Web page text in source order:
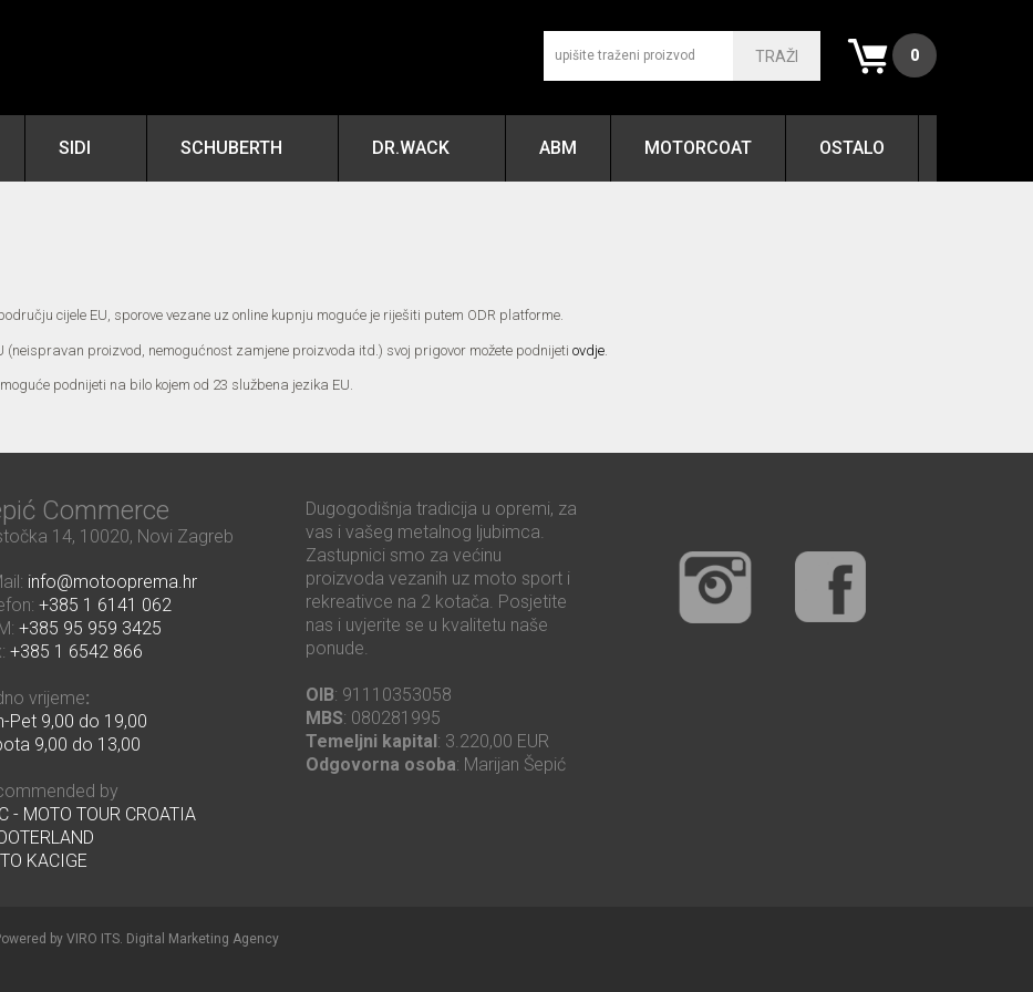
0
TRAŽI
SIDI SCHUBERTH DR.WACK ABM MOTORCOAT OSTALO
cijele EU, sporove vezane uz online kupnju moguće je riješiti putem ODR platforme.
(neispravan proizvod, nemogućnost zamjene proizvoda itd.) svoj prigovor možete podnijeti ovdje
podnijeti na bilo kojem od 23 službena jezika EU.
Commerce
14, 10020, Novi Zagreb
info@motooprema.hr
+385 1 6141 062
+385 95 959 3425
+385 1 6542 866
vrijeme:
Pet 9,00 do 19,00
9,00 do 13,00
by
- MOTO TOUR CROATIA
KACIGE
Dugogodišnja tradicija u opremi, za
vas i vašeg metalnog ljubimca.
Zastupnici smo za većinu
proizvoda vezanih uz moto sport i
rekreativce na 2 kotača. Posjetite
nas i uvjerite se u kvalitetu naše
ponude.
OIB: 91110353058
MBS: 080281995
Temeljni kapital : 3.220,00 EUR
Odgovorna osoba: Marijan Šepić
by VIRO ITS. Digital Marketing Agency